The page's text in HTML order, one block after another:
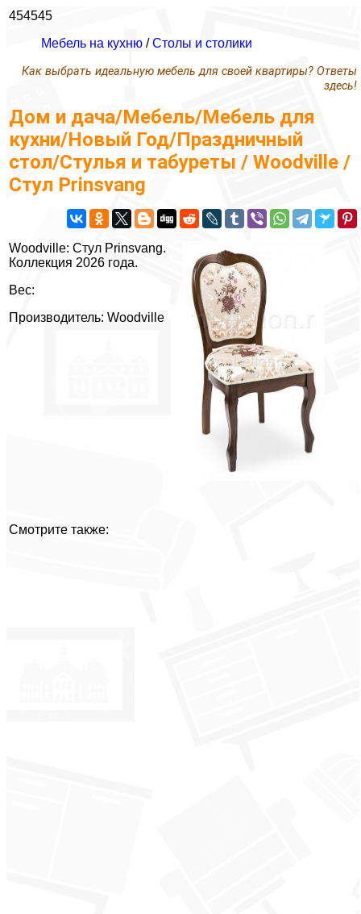
454545
Мебель на кухню /Столы и столики
Как выбрать идеальную мебель для своей квартиры? Ответы
здесь!
Дом и дача/Мебель/Мебель для
кухни/Новый Год/Праздничный
стол/Стулья и табуреты / Woodville /
Стул Prinsvang
Woodville: Стул Prinsvang.
Коллекция 2026 года.
Вес:
Производитель: Woodville
Смотрите также: